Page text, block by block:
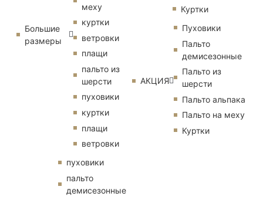
Большие
размеры
меху
куртки
ветровки
плащи
пальто из
шерсти
пуховики
куртки
плащи
ветровки
пуховики
пальто
демисезонные
Куртки
АКЦИЯ
Пуховики
Пальто
демисезонные
Пальто из
шерсти
Пальто альпака
Пальто на меху
Куртки